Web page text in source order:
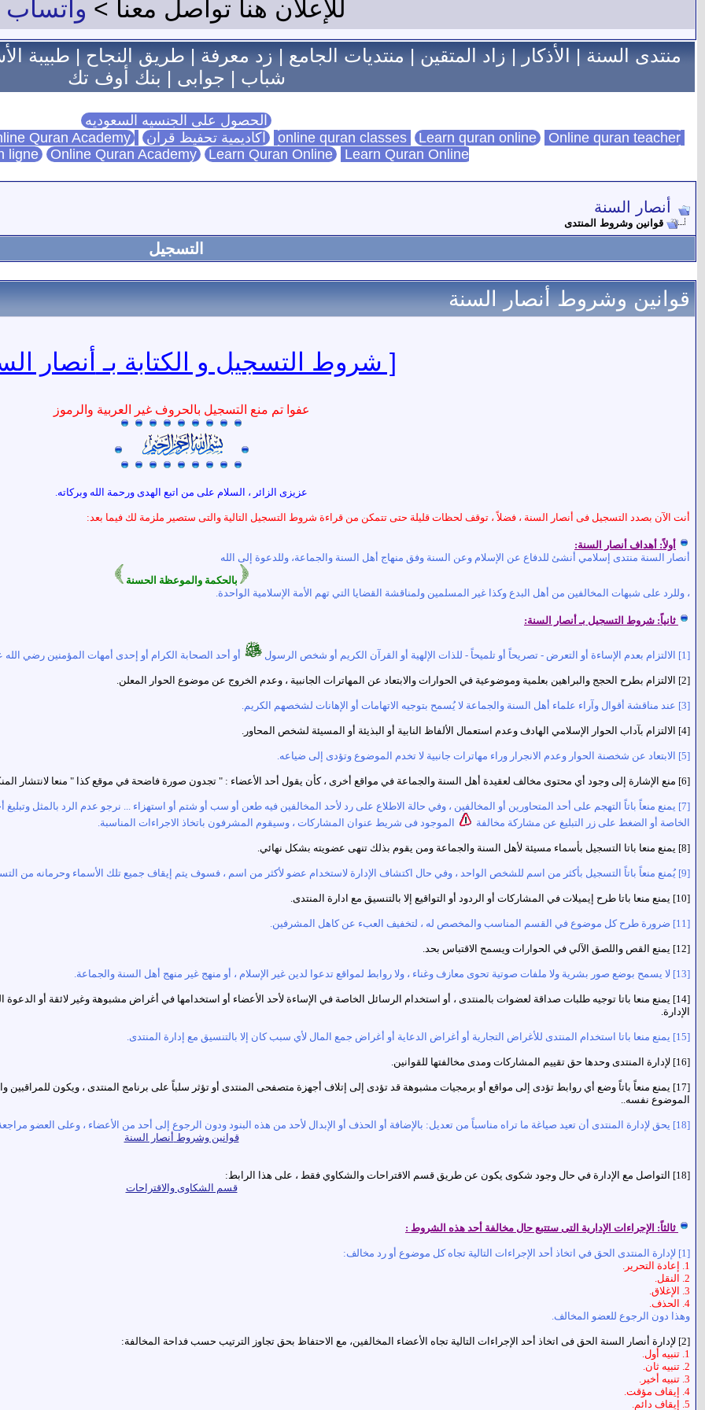
للإعلان هنا تواصل معنا > واتساب
منتدى السنة|الأذكار|زاد المتقين|منتديات الجامع|زد معرفة|طريق النجاح|طبيبة
شباب | جوابى | بنك أوف تك
الحصول على الجنسيه السعوديه
Learn quran online Online quran teacher اكاديمية تحفيظ قران Quran Academy
ligne Online Quran Academy Learn Quran Online Learn Quran Online
أنصار السنة
قوانين وشروط المنتدى
التسجيل
قوانين وشروط أنصار السنة
[ شروط التسجيل و الكتابة بـ أنصار
عفوا تم منع التسجيل بالحروف غير العربية والرموز
عزيزى الزائر ، السلام على من اتبع الهدى ورحمة الله وبركاته.
أنت الآن بصدد التسجيل فى أنصار السنة ، فضلاً ، توقف لحظات قليلة حتى تتمكن من قراءة شروط التسجيل التالية والتى ستصير ملزمة لك فيما بعد:
أولاً: أهداف أنصار السنة:
أنصار السنة منتدى إسلامي أنشئ للدفاع عن الإسلام وعن السنة وفق منهاج أهل السنة والجماعة، وللدعوة إلى الله
بالحكمة والموعظة الحسنة
، وللرد على شبهات المخالفين من أهل البدع وكذا غير المسلمين ولمناقشة القضايا التي تهم الأمة الإسلامية الواحدة.
ثانياً: شروط التسجيل بـ أنصار السنة:
[1] الالتزام بعدم الإساءة أو التعرض - تصريحاً أو تلميحاً - للذات الإلهية أو القرآن الكريم أو شخص الرسول أو أحد الصحابة الكرام أو إحدى أمهات المؤمنين رضي
[2] الالتزام بطرح الحجج والبراهين بعلمية وموضوعية في الحوارات والابتعاد عن المهاترات الجانبية ، وعدم الخروج عن موضوع الحوار المعلن.
[3] عند مناقشة أقوال وآراء علماء أهل السنة والجماعة لا يُسمح بتوجيه الاتهامات أو الإهانات لشخصهم الكريم.
[4] الالتزام بآداب الحوار الإسلامي الهادف وعدم استعمال الألفاظ النابية أو البذيئة أو المسيئة لشخص المحاور.
[5] الابتعاد عن شخصنة الحوار وعدم الانجرار وراء مهاترات جانبية لا تخدم الموضوع وتؤدى إلى ضياعه.
[6] منع الإشارة إلى وجود أي محتوى مخالف لعقيدة أهل السنة والجماعة في مواقع أخرى ، كأن يقول أحد الأعضاء : " تجدون صورة فاضحة في موقع كذا " منعا لانتشار المنكر.
[7] يمنع منعاً باتاً التهجم على أحد المتحاورين أو المخالفين ، وفي حالة الاطلاع على رد لأحد المخالفين فيه طعن أو سب أو شتم أو استهزاء ... نرجو عدم الرد بالمثل
الخاصة أو الضغط على زر التبليغ عن مشاركة مخالفة
الموجود فى شريط عنوان المشاركات ، وسيقوم المشرفون باتخاذ الاجراءات المناسبة.
[8] يمنع منعا باتا التسجيل بأسماء مسيئة لأهل السنة والجماعة ومن يقوم بذلك تنهى عضويته بشكل نهائي.
[9] يُمنع منعاً باتاً التسجيل بأكثر من اسم للشخص الواحد ، وفي حال اكتشاف الإدارة لاستخدام عضو لأكثر من اسم ، فسوف يتم إيقاف جميع تلك الأسماء وحرمانه من التسجيل مرة أخرى.
[10] يمنع منعا باتا طرح إيميلات في المشاركات أو الردود أو التواقيع إلا بالتنسيق مع ادارة المنتدى.
[11] ضرورة طرح كل موضوع في القسم المناسب والمخصص له ، لتخفيف العبء عن كاهل المشرفين.
[12] يمنع القص واللصق الآلي في الحوارات ويسمح الاقتباس بحد.
[13] لا يسمح بوضع صور بشرية ولا ملفات صوتية تحوى معازف وغناء ، ولا روابط لمواقع تدعوا لدين غير الإسلام ، أو منهج غير منهج أهل السنة والجماعة.
[14] يمنع منعا باتا توجيه طلبات صداقة لعضوات بالمنتدى ، أو استخدام الرسائل الخاصة في الإساءة لأحد الأعضاء أو استخدامها في أغراض مشبوهة وغير لائقة أو
الإدارة.
[15] يمنع منعا باتا استخدام المنتدى للأغراض التجارية أو أغراض الدعاية أو أغراض جمع المال لأي سبب كان إلا بالتنسيق مع إدارة المنتدى.
[16] لإدارة المنتدى وحدها حق تقييم المشاركات ومدى مخالفتها للقوانين.
[17] يمنع منعاً باتاً وضع أي روابط تؤدى إلى مواقع أو برمجيات مشبوهة قد تؤدى إلى إتلاف أجهزة متصفحى المنتدى أو تؤثر سلباً على برنامج المنتدى ، ويكون للمراقبين
الموضوع نفسه..
[18] يحق لإدارة المنتدى أن تعيد صياغة ما تراه مناسباً من تعديل: بالإضافة أو الحذف أو الإبدال لأحد من هذه البنود ودون الرجوع إلى أحد من الأعضاء ، وعلى العضو مراجعة هذه التعليمات بشكل دورى على الرابط التالى :
قوانين وشروط أنصار السنة
[18] التواصل مع الإدارة في حال وجود شكوى يكون عن طريق قسم الاقتراحات والشكاوي فقط ، على هذا الرابط:
قسم الشكاوى والاقتراحات
ثالثاً: الإجراءات الإدارية التى ستتبع حال مخالفة أحد هذه الشروط :
[1] لإدارة المنتدى الحق في اتخاذ أحد الإجراءات التالية تجاه كل موضوع أو رد مخالف:
1. إعادة التحرير.
2. النقل.
3. الإغلاق.
4. الحذف.
وهذا دون الرجوع للعضو المخالف.
[2] لإدارة أنصار السنة الحق فى اتخاذ أحد الإجراءات التالية تجاه الأعضاء المخالفين، مع الاحتفاظ بحق تجاوز الترتيب حسب فداحة المخالفة:
1. تنبيه أول.
2. تنبيه ثان.
3. تنبيه أخير.
4. إيقاف مؤقت.
5. إيقاف دائم.